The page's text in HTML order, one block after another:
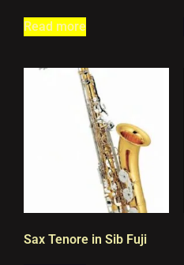
Read more
Sax Tenore in Sib Fuji